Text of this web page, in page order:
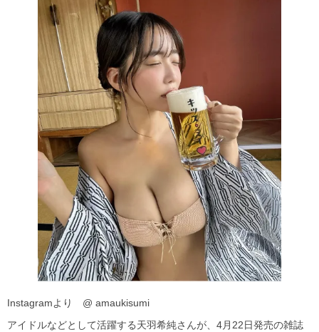
Instagramより @ amaukisumi
アイドルなどとして活躍する天羽希純さんが、4月22日発売の雑誌